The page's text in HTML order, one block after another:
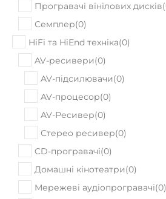
Програвачі вінілових дисків(
Семплер(0)
HiFi та HiEnd техніка(0)
AV-ресивери(0)
AV-підсилювачи(0)
AV-процесор(0)
AV-Ресивер(0)
Стерео ресивер(0)
CD-програвачі(0)
Домашні кінотеатри(0)
Мережеві аудіопрогравачі(0)